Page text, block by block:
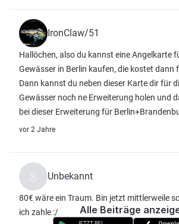
IronClaw/51
Hallöchen, also du kannst eine Angelkarte
Gewässer in Berlin kaufen, die kostet dann
Dann kannst du neben dieser Karte dir für
Gewässer noch ne Erweiterung holen und
bei dieser Erweiterung für
vor 2 Jahre
Unbekannt
80€ wäre ein Traum. Bin jetzt mittlerweile
ich zahle :/
Alle Beiträge